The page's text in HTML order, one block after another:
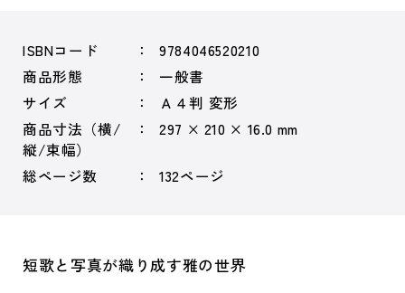
ISBNコード
9784046520210
商品形態
一般書
サイズ
Ａ４判 変形
商品寸法（横/
縦/束幅）
297 × 210 × 16.0 mm
総ページ数 132ページ
短歌と写真が織り成す雅の世界